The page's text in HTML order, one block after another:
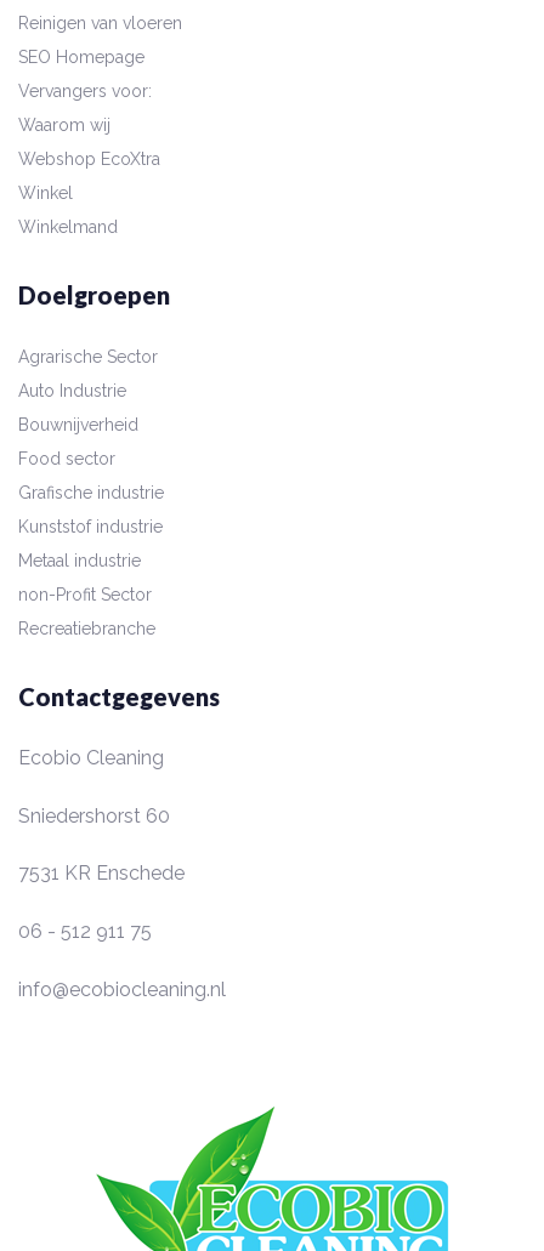
Reinigen van vloeren
SEO Homepage
Vervangers voor:
Waarom wij
Webshop EcoXtra
Winkel
Winkelmand
Doelgroepen
Agrarische Sector
Auto Industrie
Bouwnijverheid
Food sector
Grafische industrie
Kunststof industrie
Metaal industrie
non-Profit Sector
Recreatiebranche
Contactgegevens
Ecobio Cleaning
Sniedershorst 60
7531 KR Enschede
06 - 512 911 75
info@ecobiocleaning.nl